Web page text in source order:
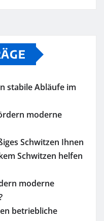
stabile Abläufe im
moderne
Schwitzen Ihnen
Schwitzen helfen
moderne
betriebliche